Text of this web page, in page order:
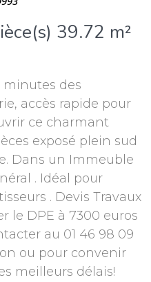
39.72 m²
minutes des
accès rapide pour
ce charmant
exposé plein sud
Dans un Immeuble
. Idéal pour
. Devis Travaux
le DPE à 7300 euros
au 01 46 98 09
ou pour convenir
meilleurs délais!